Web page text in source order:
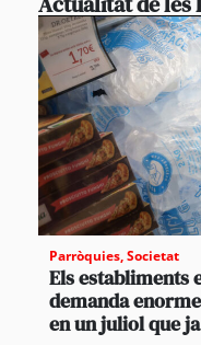
Parròquies,Societat
Els establiments
demanda
en un juliol que